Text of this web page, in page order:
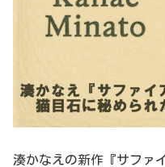
湊かなえの新作『サファ